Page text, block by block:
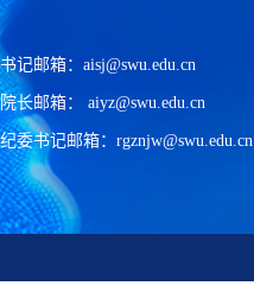
书记邮箱：aisj@swu.edu.cn
院长邮箱： aiyz@swu.edu.cn
纪委书记邮箱：rgznjw@swu.edu.cn